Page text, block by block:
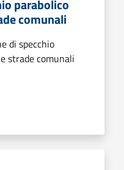
parabolico
comunali
di specchio
strade comunali